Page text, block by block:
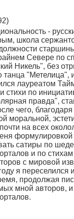
-
школа
Севере по
Никель", без
"Метелица",
лауреатом
стихи по
правда",
чего,
моральной,
на всех
сатиры по
и по
с мировой
я переселился
продолжая
мной авторов,